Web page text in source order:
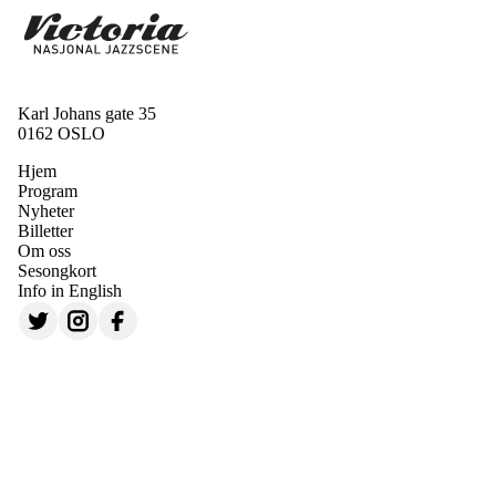
Karl Johans gate 35
0162 OSLO
Hjem
Program
Nyheter
Billetter
Om oss
Sesongkort
Info in English